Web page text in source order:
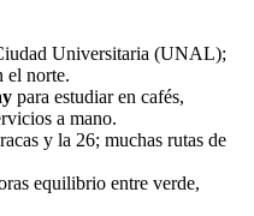
Universitaria (UNAL);
el norte.
para estudiar en cafés,
a mano.
y la 26; muchas rutas de
equilibrio entre verde,